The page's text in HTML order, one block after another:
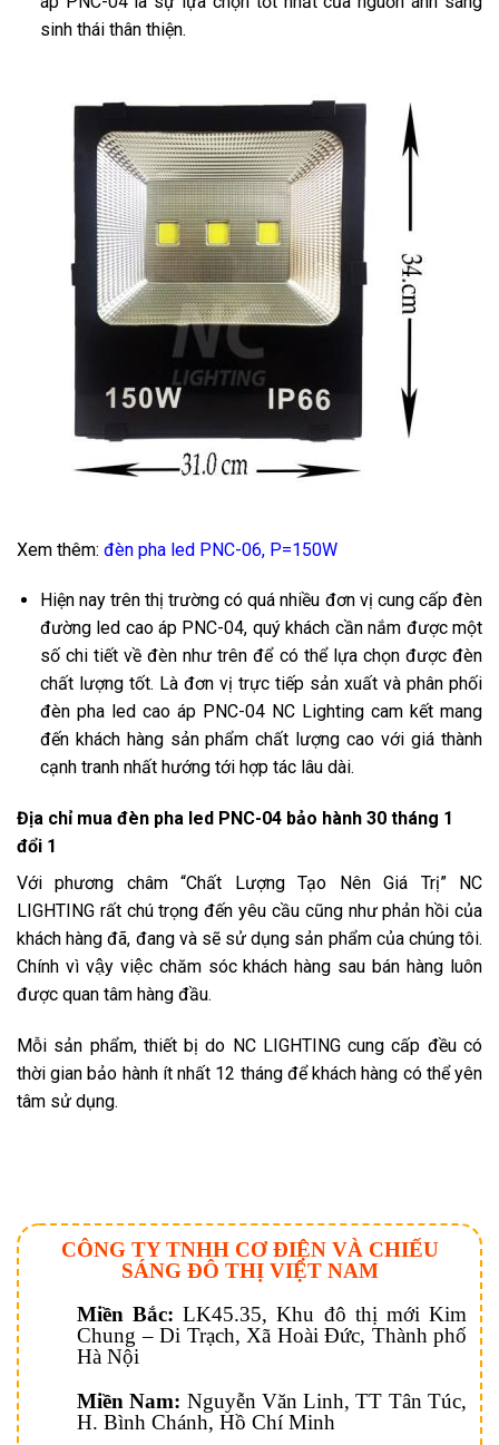
sinh thái thân thiện.
Xem thêm: đèn pha led PNC-06, P=150W
Hiện nay trên thị trường có quá nhiều đơn vị cung cấp đèn
đường led cao áp PNC-04, quý khách cần nắm được một
số chi tiết về đèn như trên để có thể lựa chọn được đèn
chất lượng tốt. Là đơn vị trực tiếp sản xuất và phân phối
đèn pha led cao áp PNC-04 NC Lighting cam kết mang
đến khách hàng sản phẩm chất lượng cao với giá thành
cạnh tranh nhất hướng tới hợp tác lâu dài.
Địa chỉ mua đèn pha led PNC-04 bảo hành 30 tháng 1
đổi 1
Với phương châm “Chất Lượng Tạo Nên Giá Trị” NC
LIGHTING rất chú trọng đến yêu cầu cũng như phản hồi của
khách hàng đã, đang và sẽ sử dụng sản phẩm của chúng tôi.
Chính vì vậy việc chăm sóc khách hàng sau bán hàng luôn
được quan tâm hàng đầu.
Mỗi sản phẩm, thiết bị do NC LIGHTING cung cấp đều có
thời gian bảo hành ít nhất 12 tháng để khách hàng có thể yên
tâm sử dụng.
CÔNG TY TNHH CƠ ĐIỆN VÀ CHIẾU
SÁNG ĐÔ THỊ VIỆT NAM
Miền Bắc: LK45.35, Khu đô thị mới Kim
Chung – Di Trạch, Xã Hoài Đức, Thành phố
Hà Nội
Miền Nam: Nguyễn Văn Linh, TT Tân Túc,
H. Bình Chánh, Hồ Chí Minh